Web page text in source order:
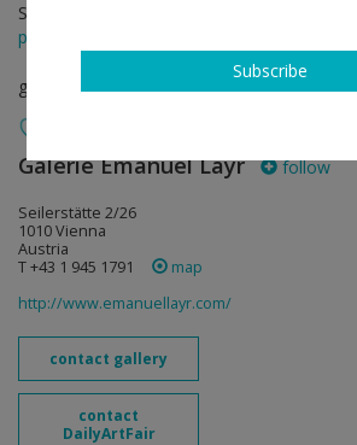
Sep 09 - Nov 05, 2016
press release
group show
Galerie Emanuel Layr follow
Seilerstätte 2/26
1010 Vienna
Austria
T +43 1 945 1791
map
http://www.emanuellayr.com/
contact gallery
contact
DailyArtFair
Subscribe